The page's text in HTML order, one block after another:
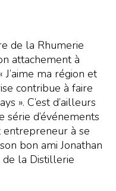
de la Rhumerie
attachement à
ma région et
contribue à faire
». C’est d’ailleurs
d’événements
entrepreneur à se
bon ami Jonathan
de la Distillerie